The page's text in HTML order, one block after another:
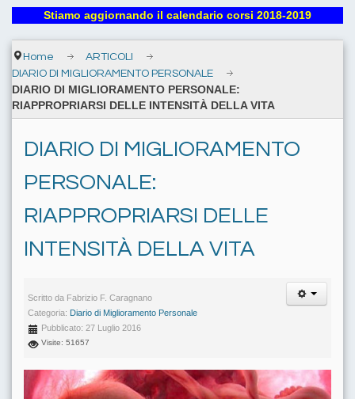
Stiamo aggiornando il calendario corsi 2018-2019
Home
ARTICOLI
DIARIO DI MIGLIORAMENTO PERSONALE
DIARIO DI MIGLIORAMENTO PERSONALE:
RIAPPROPRIARSI DELLE INTENSITÀ DELLA VITA
DIARIO DI MIGLIORAMENTO
PERSONALE:
RIAPPROPRIARSI DELLE
INTENSITÀ DELLA VITA
Scritto da Fabrizio F. Caragnano
Categoria: Diario di Miglioramento Personale
Pubblicato: 27 Luglio 2016
Visite: 51657